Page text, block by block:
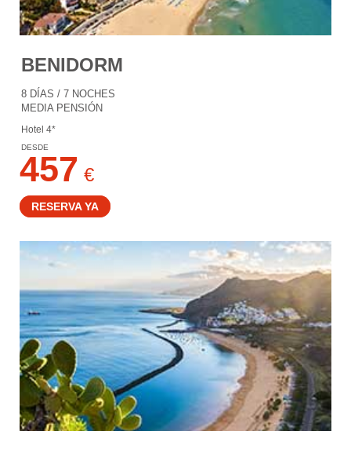
BENIDORM
8 DÍAS / 7 NOCHES
MEDIA PENSIÓN
Hotel 4*
DESDE
457 €
RESERVA YA